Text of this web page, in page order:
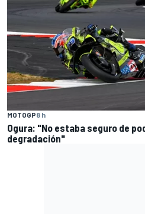
MOTOGP8 h
Ogura: "No estaba seguro de
degradación"